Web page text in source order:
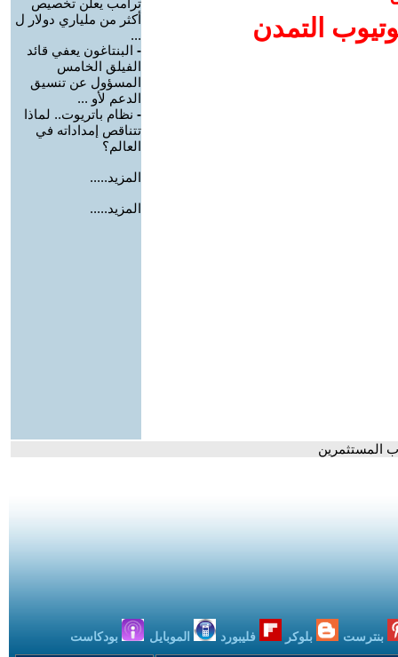
التمدن
ترامب يعلن تخصيص
أكثر من ملياري دولار ل
...
- البنتاغون يعفي قائد
الفيلق الخامس
المسؤول عن تنسيق
الدعم لأو ...
- نظام باتريوت.. لماذا
تتناقص إمداداته في
العالم؟
المزيد.....
المزيد.....
المستثمرين
بنترست بلوكر فليبورد الموبايل بودكاست